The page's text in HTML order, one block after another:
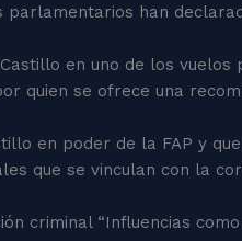
han
en uno de los vuelos
quien se ofrece una
en poder de la FAP y
que se vinculan con la
criminal “Influencias